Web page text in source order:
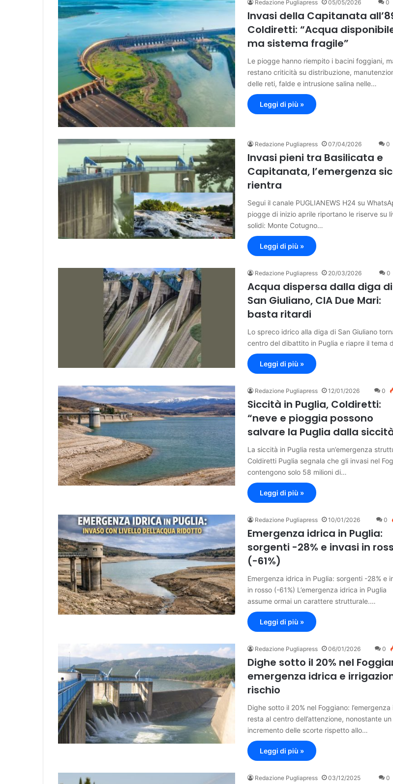
Redazione Pugliapress 05/05/2026 0
Invasi della Capitanata
Coldiretti: “Acqua
ma sistema fragile”
Le piogge hanno riempito i bacini foggiani,
restano criticità su distribuzione,
delle reti, falde e intrusione salina nelle…
Leggi di più »
Redazione Pugliapress 07/04/2026 0
Invasi pieni tra Basilicata e
Capitanata, l’emergenza
rientra
Segui il canale PUGLIANEWS H24 su
piogge di inizio aprile riportano le riserve su
solidi: Monte Cotugno…
Leggi di più »
Redazione Pugliapress 20/03/2026 0
Acqua dispersa dalla diga di
San Giuliano, CIA Due Mari:
basta ritardi
Lo spreco idrico alla diga di San Giuliano
centro del dibattito in Puglia e riapre il tema
Leggi di più »
Redazione Pugliapress 12/01/2026 0
Siccità in Puglia, Coldiretti:
“neve e pioggia possono
salvare la Puglia dalla
La siccità in Puglia resta un’emergenza
Coldiretti Puglia segnala che gli invasi nel
contengono solo 58 milioni di…
Leggi di più »
Redazione Pugliapress 10/01/2026 0
Emergenza idrica in Puglia:
sorgenti -28% e invasi in
(-61%)
Emergenza idrica in Puglia: sorgenti -28% e
in rosso (-61%) L’emergenza idrica in Puglia
assume ormai un carattere strutturale.…
Leggi di più »
Redazione Pugliapress 06/01/2026 0
Dighe sotto il 20% nel
emergenza idrica e
rischio
Dighe sotto il 20% nel Foggiano: l’emergenza
resta al centro dell’attenzione, nonostante
incremento delle scorte rispetto allo…
Leggi di più »
Redazione Pugliapress 03/12/2025 0